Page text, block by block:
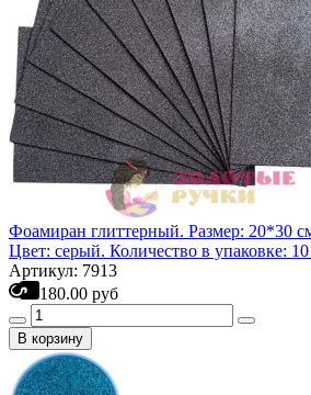
Фоамиран глиттерный. Размер: 20*30
Цвет: серый. Количество в упаковке:
Артикул: 7913
180.00 руб
В корзину